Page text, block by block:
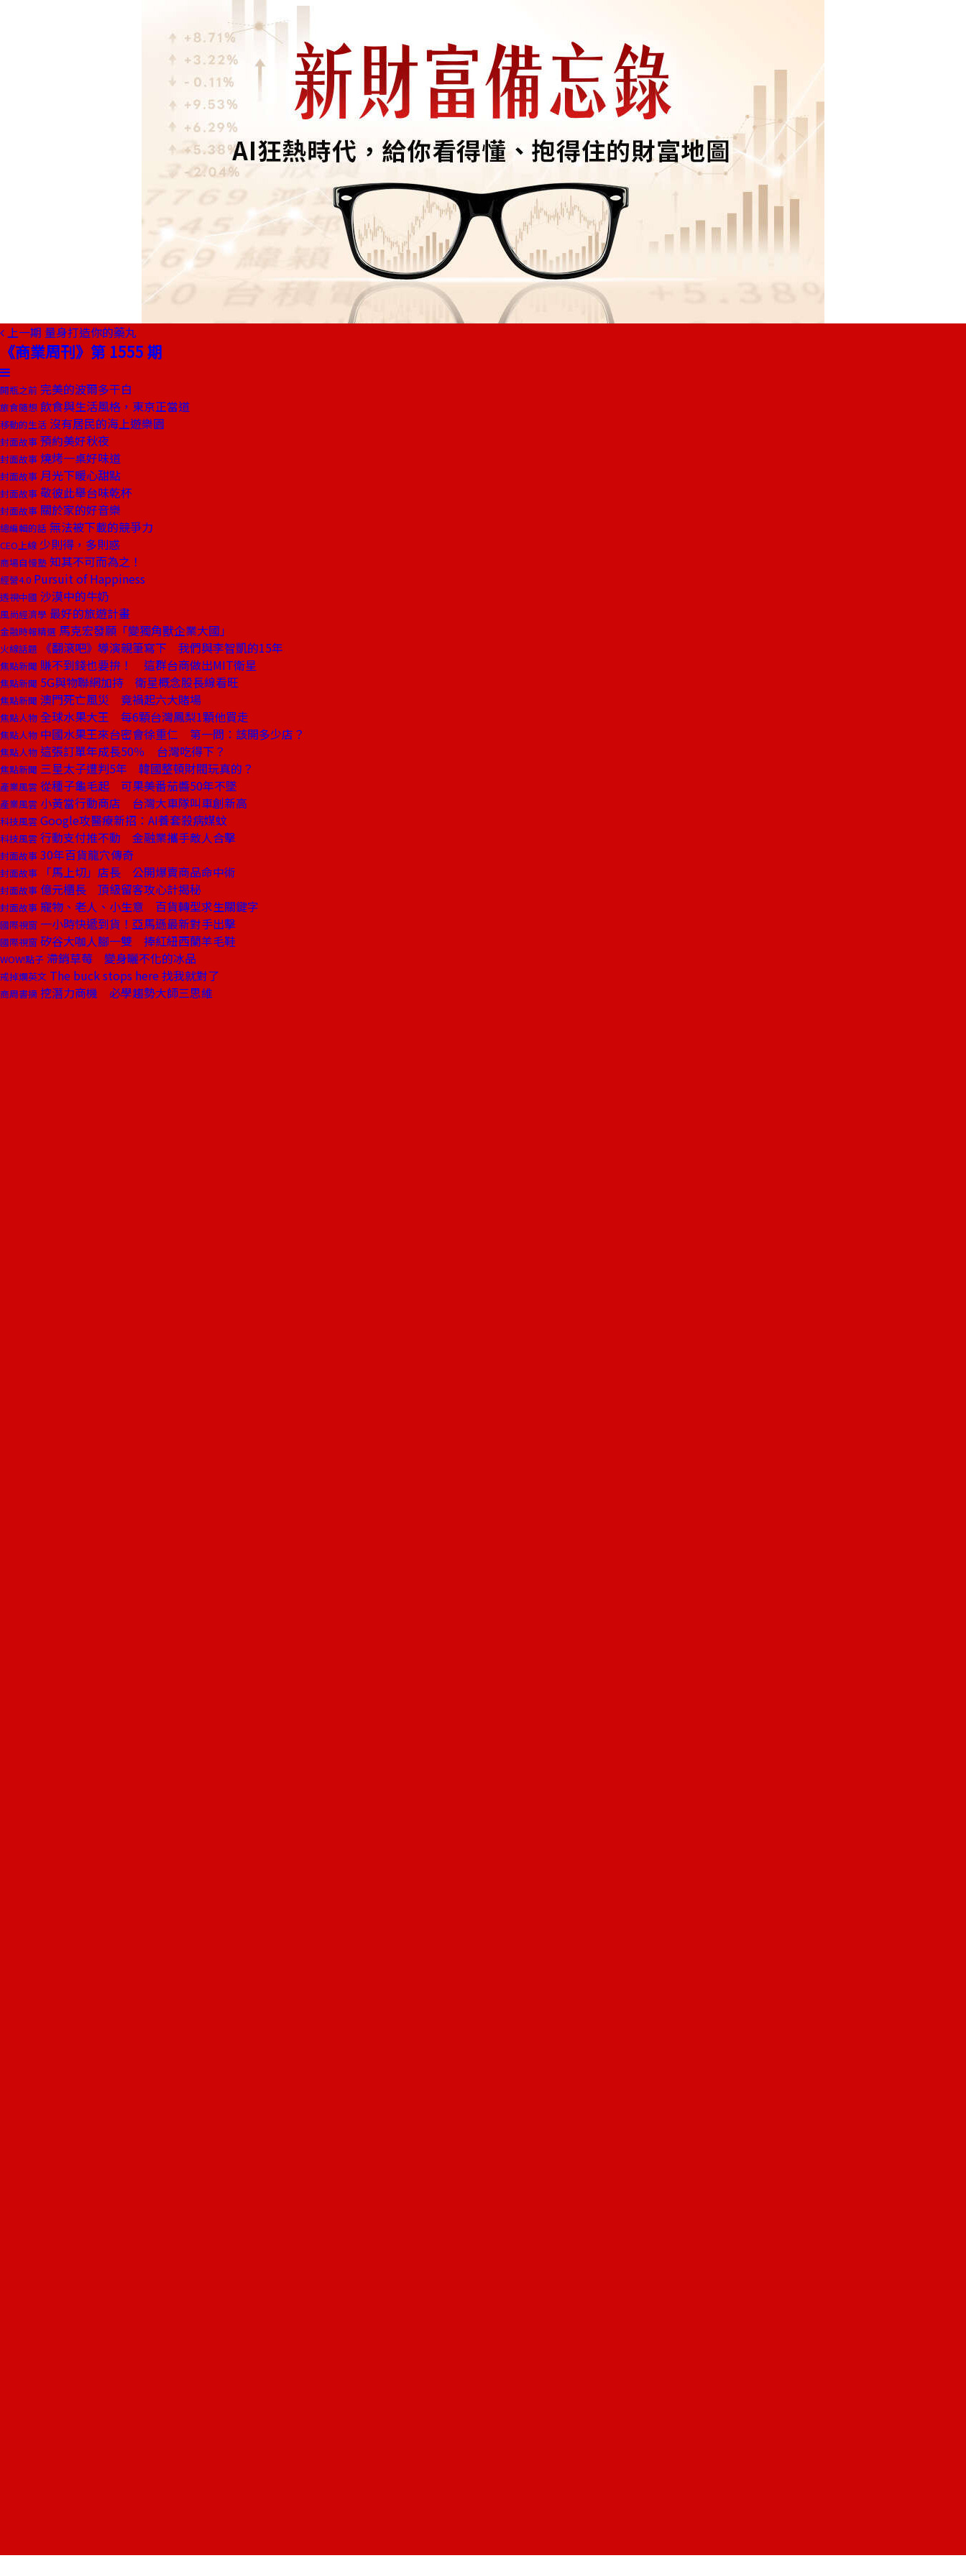
上一期 量身打造你的藥丸
《商業周刊》第 1555 期
開瓶之前 完美的波爾多干白
旅食隨想 飲食與生活風格，東京正當道
移動的生活 沒有居民的海上遊樂園
封面故事 預約美好秋夜
封面故事 燒烤一桌好味道
封面故事 月光下暖心甜點
封面故事 敬彼此舉台味乾杯
封面故事 關於家的好音樂
總編輯的話 無法被下載的競爭力
CEO上線 少則得，多則惑
商場自慢塾 知其不可而為之！
經營4.0 Pursuit of Happiness
透視中國 沙漠中的牛奶
風尚經濟學 最好的旅遊計畫
金融時報精選 馬克宏發願「變獨角獸企業大國」
火線話題 《翻滾吧》導演親筆寫下 我們與李智凱的15年
焦點新聞 賺不到錢也要拚！ 這群台商做出MIT衛星
焦點新聞 5G與物聯網加持 衛星概念股長線看旺
焦點新聞 澳門死亡風災 竟禍起六大賭場
焦點人物 全球水果大王 每6顆台灣鳳梨1顆他買走
焦點人物 中國水果王來台密會徐重仁 第一問：該開多少店？
焦點人物 這張訂單年成長50％ 台灣吃得下？
焦點新聞 三星太子遭判5年 韓國整頓財閥玩真的？
產業風雲 從種子龜毛起 可果美番茄醬50年不墜
產業風雲 小黃當行動商店 台灣大車隊叫車創新高
科技風雲 Google攻醫療新招：AI養套殺病媒蚊
科技風雲 行動支付推不動 金融業攜手敵人合擊
封面故事 30年百貨龍穴傳奇
封面故事 「馬上切」店長 公開爆賣商品命中術
封面故事 億元櫃長 頂級留客攻心計揭秘
封面故事 寵物、老人、小生意 百貨轉型求生關鍵字
國際視窗 一小時快遞到貨！亞馬遜最新對手出擊
國際視窗 矽谷大咖人腳一雙 捧紅紐西蘭羊毛鞋
WOW!點子 滯銷草莓 變身曬不化的冰品
戒掉爛英文 The buck stops here 找我就對了
商周書摘 挖潛力商機 必學趨勢大師三思維